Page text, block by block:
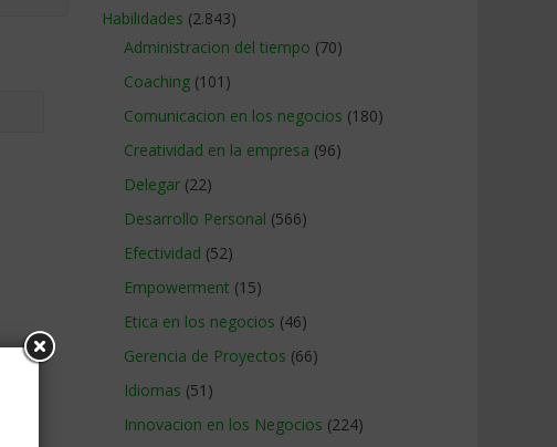
Habilidades (2.843)
Administracion del tiempo (70)
Coaching (101)
Comunicacion en los negocios (180)
Creatividad en la empresa (96)
Delegar (22)
Desarrollo Personal (566)
Efectividad (52)
Empowerment (15)
Etica en los negocios (46)
Gerencia de Proyectos (66)
Idiomas (51)
Innovacion en los Negocios (224)